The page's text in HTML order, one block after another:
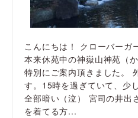
こんにちは！ クローバーガ
本来休苑中の神嶽山神苑（
特別にご案内頂きました。
す。15時を過ぎていて、少
全部暗い（泣） 宮司の井出
を着てる方...